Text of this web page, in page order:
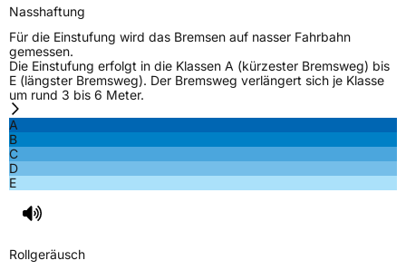
Nasshaftung
Für die Einstufung wird das Bremsen auf nasser Fahrbahn
gemessen.
Die Einstufung erfolgt in die Klassen A (kürzester Bremsweg) bis
E (längster Bremsweg). Der Bremsweg verlängert sich je Klasse
um rund 3 bis 6 Meter.
A
B
C
D
E
Rollgeräusch